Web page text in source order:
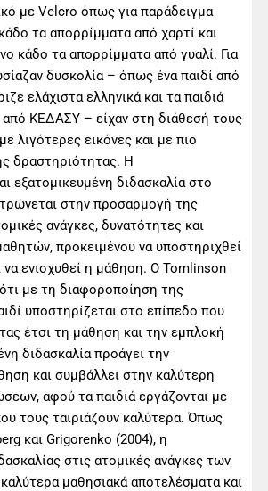
με Velcro όπως για παράδειγμα
τα απορρίμματα από χαρτί και
κάδο τα απορρίμματα από γυαλί. Για
δυσκολία – όπως ένα παιδί από
ελάχιστα ελληνικά και τα παιδιά
από ΚΕΔΑΣΥ – είχαν στη διάθεσή τους
λιγότερες εικόνες και με πιο
δραστηριότητας. Η
εξατομικευμένη διδασκαλία στο
στην προσαρμογή της
ανάγκες, δυνατότητες και
προκειμένου να υποστηριχθεί
να ενισχυθεί η μάθηση. Ο Tomlinson
με τη διαφοροποίηση της
υποστηρίζεται στο επίπεδο που
έτσι τη μάθηση και την εμπλοκή
διδασκαλία προάγει την
και συμβάλλει στην καλύτερη
αφού τα παιδιά εργάζονται με
τους ταιριάζουν καλύτερα. Όπως
και Grigorenko (2004), η
στις ατομικές ανάγκες των
μαθησιακά αποτελέσματα και